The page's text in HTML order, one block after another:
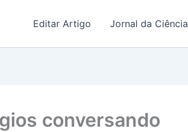
Editar Artigo Jornal da Ciência
conversando